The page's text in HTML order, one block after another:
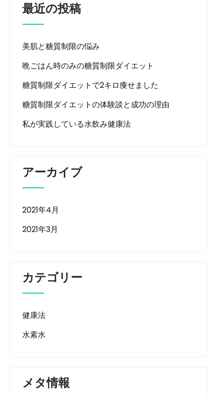
最近の投稿
美肌と糖質制限の悩み
晩ごはん時のみの糖質制限ダイエット
糖質制限ダイエットで2キロ痩せました
糖質制限ダイエットの体験談と成功の理由
私が実践している水飲み健康法
アーカイブ
2021年4月
2021年3月
カテゴリー
健康法
水素水
メタ情報